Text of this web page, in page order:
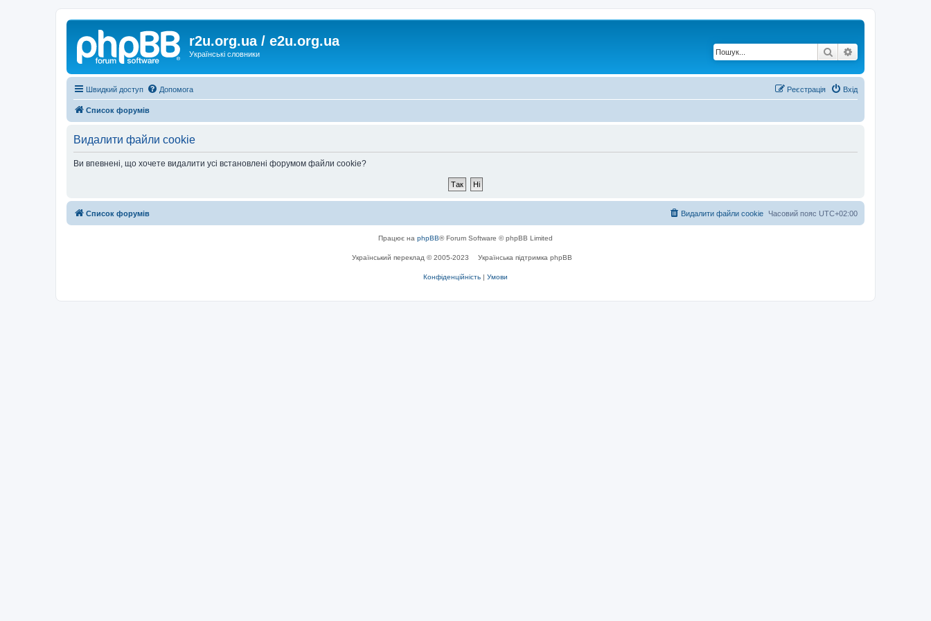
r2u.org.ua / e2u.org.ua
Українські словники Пошук
Швидкий доступ Допомога Вхід
Реєстрація
Список форумів
Видалити файли cookie
Ви впевнені, що хочете видалити усі встановлені форумом файли cookie?
Список форумів Часовий пояс UTC+02:00
Видалити файли cookie
Працює на phpBB® Forum Software © phpBB Limited
Український переклад © 2005-2023 Українська підтримка phpBB
Конфіденційність | Умови